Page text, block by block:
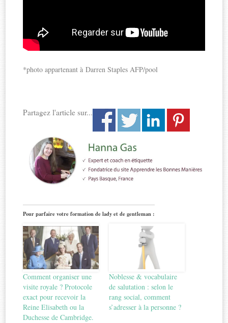
*photo appartenant à Darren Staples AFP/pool
Partagez l'article sur...
Pour parfaire votre formation de lady et de gentleman :
Comment organiser une
visite royale ? Protocole
exact pour recevoir la
Reine Elisabeth ou la
Duchesse de Cambridge.
Noblesse & vocabulaire
de salutation : selon le
rang social, comment
s’adresser à la personne ?